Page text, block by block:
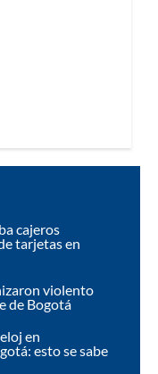
cajeros
tarjetas en
violento
de Bogotá
en
esto se sabe